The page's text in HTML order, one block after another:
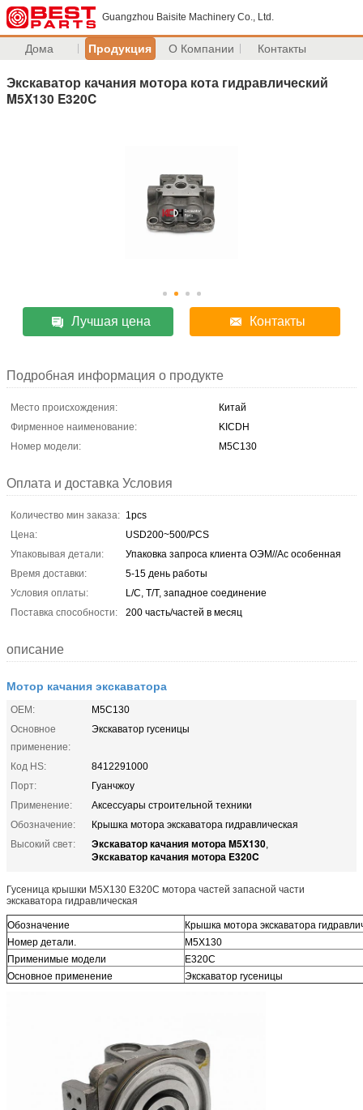
Guangzhou Baisite Machinery Co., Ltd.
Дома Продукция О Компании Контакты
Экскаватор качания мотора кота гидравлический
M5X130 E320C
Лучшая цена Контакты
Подробная информация о продукте
Место происхождения:
Китай
Фирменное наименование:
KICDH
Номер модели:
М5С130
Оплата и доставка Условия
Количество мин заказа: 1pcs
Цена:
USD200~500/PCS
Упаковывая детали:
Упаковка запроса клиента ОЭМ//Ас особенная
Время доставки:
5-15 день работы
Условия оплаты:
L/C, T/T, западное соединение
Поставка способности:
200 часть/частей в месяц
описание
Мотор качания экскаватора
OEM:
М5С130
Основное
применение:
Экскаватор гусеницы
Код HS:
8412291000
Порт:
Гуанчжоу
Применение:
Аксессуары строительной техники
Обозначение:
Крышка мотора экскаватора гидравлическая
Высокий свет:
Экскаватор качания мотора M5X130,
Экскаватор качания мотора E320C
Гусеница крышки M5X130 E320C мотора частей запасной части
экскаватора гидравлическая
Обозначение
Крышка мотора экскаватора
Номер детали.
M5X130
Применимые модели
E320C
Основное применение
Экскаватор гусеницы